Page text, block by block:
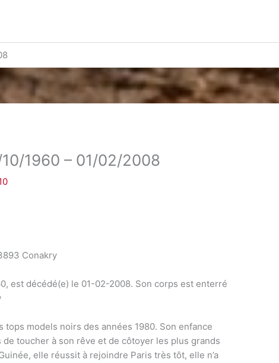
1960 – 01/02/2008
Conakry
est décédé(e) le 01-02-2008. Son corps est enterré
tops models noirs des années 1980. Son enfance
de toucher à son rêve et de côtoyer les plus grands
elle réussit à rejoindre Paris très tôt, elle n’a